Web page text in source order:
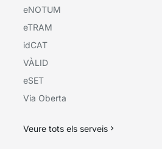
eNOTUM
eTRAM
idCAT
VÀLID
eSET
Via Oberta
Veure tots els serveis